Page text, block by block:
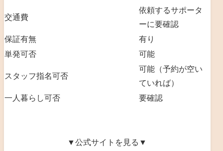
交通費
依頼するサポータ
ーに要確認
保証有無
有り
単発可否
可能
スタッフ指名可否
可能（予約が空い
ていれば）
一人暮らし可否
要確認
▼公式サイトを見る▼